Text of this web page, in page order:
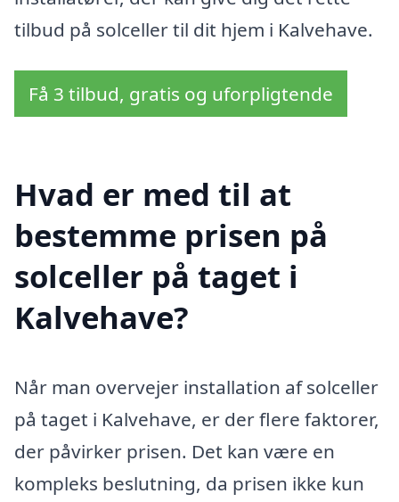
tilbud på solceller til dit hjem i Kalvehave.
Få 3 tilbud, gratis og uforpligtende
Hvad er med til at
bestemme prisen på
solceller på taget i
Kalvehave?
Når man overvejer installation af solceller
på taget i Kalvehave, er der flere faktorer,
der påvirker prisen. Det kan være en
kompleks beslutning, da prisen ikke kun